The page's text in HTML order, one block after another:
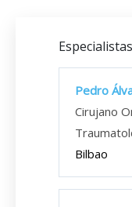
Pedro
Cirujano
Bilbao